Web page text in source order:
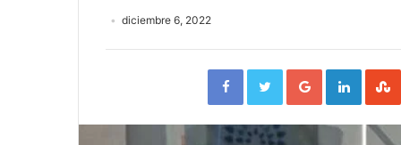
diciembre 6, 2022
FacebookTwitterGoogle+